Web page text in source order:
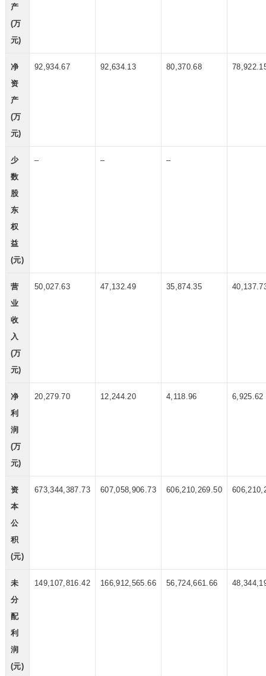
产
(万
元)
净
资
产
(万
元)
92,934.67 92,634.13 80,370.68
少
数
股
东
权
益
(元)
– – –
营
业
收
入
(万
元)
50,027.63 47,132.49 35,874.35
净
利
润
(万
元)
20,279.70 12,244.20 4,118.96 6,925.62
资
本
公
积
(元)
673,344,387.73 607,058,906.73 606,210,269.50
未
分
配
利
润
(元)
149,107,816.42 166,912,565.66 56,724,661.66